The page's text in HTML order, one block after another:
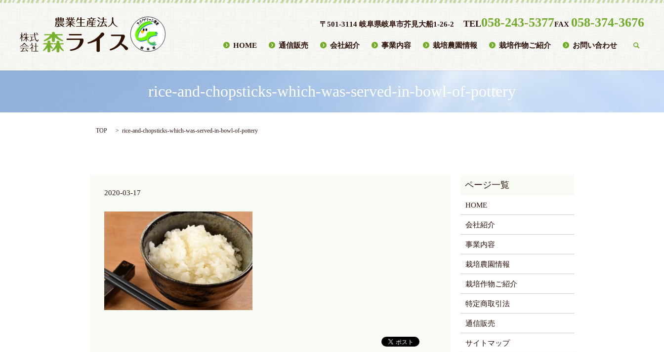
〒501-3114 岐阜県岐阜市芥見大船1-26-2 TEL058-243-5377FAX 058-374-3676
HOME 通信販売 会社紹介 事業内容 栽培農園情報 栽培作物ご紹介 お問い合わせ
rice-and-chopsticks-which-was-served-in-bowl-of-pottery
TOP rice-and-chopsticks-which-was-served-in-bowl-of-pottery
2020-03-17
HOME
会社紹介
事業内容
栽培農園情報
栽培作物ご紹介
特定商取引法
通信販売
サイトマップ